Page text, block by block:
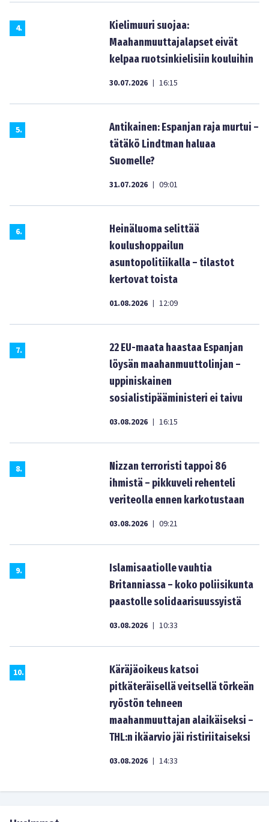
4.
Kielimuuri suojaa:
Maahanmuuttajalapset eivät
kelpaa ruotsinkielisiin kouluihin
30.07.2026 | 16:15
5.
Antikainen: Espanjan raja murtui –
tätäkö Lindtman haluaa
Suomelle?
31.07.2026 | 09:01
6.
Heinäluoma selittää
koulushoppailun
asuntopolitiikalla – tilastot
kertovat toista
01.08.2026 | 12:09
7.
22 EU-maata haastaa Espanjan
löysän maahanmuuttolinjan –
uppiniskainen
sosialistipääministeri ei taivu
03.08.2026 | 16:15
8.
Nizzan terroristi tappoi 86
ihmistä – pikkuveli rehenteli
veriteolla ennen karkotustaan
03.08.2026 | 09:21
9.
Islamisaatiolle vauhtia
Britanniassa – koko poliisikunta
paastolle solidaarisuussyistä
03.08.2026 | 10:33
10.
Käräjäoikeus katsoi
pitkäteräisellä veitsellä törkeän
ryöstön tehneen
maahanmuuttajan alaikäiseksi –
THL:n ikäarvio jäi ristiriitaiseksi
03.08.2026 | 14:33